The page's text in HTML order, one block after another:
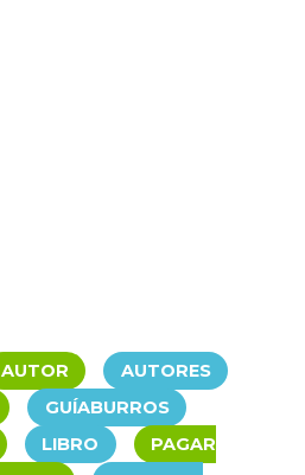
AUTOR | AUTORES
| GUÍABURROS
| LIBRO |
PAGAR